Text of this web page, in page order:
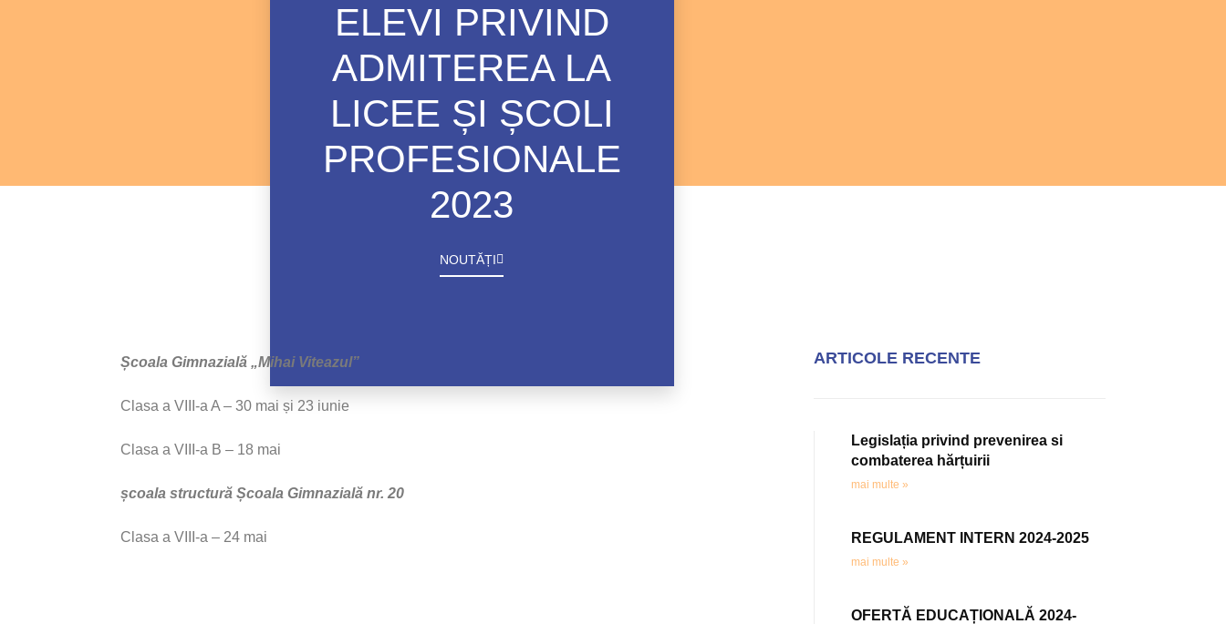
ELEVI PRIVIND
ADMITEREA LA
LICEE ȘI ȘCOLI
PROFESIONALE
2023
NOUTĂȚI
Școala Gimnazială „Mihai Viteazul”
Clasa a VIII-a A – 30 mai și 23 iunie
Clasa a VIII-a B – 18 mai
școala structură Școala Gimnazială nr. 20
Clasa a VIII-a – 24 mai
ARTICOLE RECENTE
Legislația privind prevenirea si
combaterea hărțuirii
mai multe »
REGULAMENT INTERN 2024-2025
mai multe »
OFERTĂ EDUCAȚIONALĂ 2024-